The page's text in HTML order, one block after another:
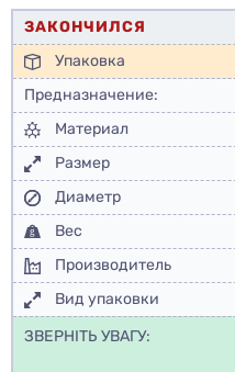
ЗАКОНЧИЛСЯ
Упаковка
Предназначение:
Материал
Размер
Диаметр
Вес
Производитель
Вид упаковки
ЗВЕРНІТЬ УВАГУ: